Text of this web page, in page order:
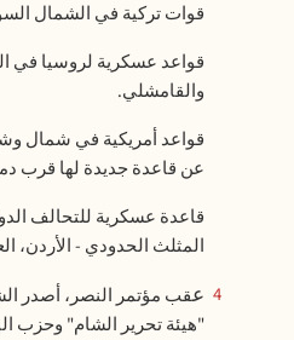
قوات تركية في الشمال
قواعد عسكرية لروسيا في
والقامشلي.
قواعد أمريكية في شمال
عن قاعدة جديدة لها قرب
قاعدة عسكرية للتحالف
المثلث الحدودي - الأردن،
4 عقب مؤتمر النصر، أصدر الشرع قرارًا حل بموجبه
"هيئة تحرير الشام" وحزب